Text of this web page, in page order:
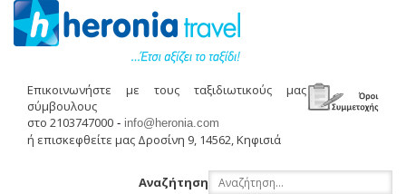
Επικοινωνήστε με τους ταξιδιωτικούς μας
σύμβουλους
στο 2103747000 - info@heronia.com
ή επισκεφθείτε μας Δροσίνη 9, 14562, Κηφισιά
Αναζήτηση